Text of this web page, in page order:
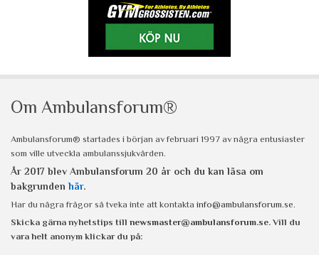
Om Ambulansforum®
Ambulansforum® startades i början av februari 1997 av några entusiaster
som ville utveckla ambulanssjukvården.
År 2017 blev Ambulansforum 20 år och du kan läsa om
bakgrunden här.
Har du några frågor så tveka inte att kontakta info@ambulansforum.se.
Skicka gärna nyhetstips till newsmaster@ambulansforum.se. Vill du
vara helt anonym klickar du på: